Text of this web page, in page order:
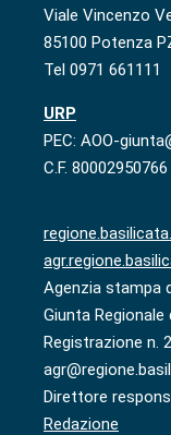
Viale Vincenzo
85100 Potenza
Tel 0971 661111
URP
PEC: AOO-
C.F. 80002950766
Agenzia stampa
Giunta
Registrazione n.
Direttore
Redazione